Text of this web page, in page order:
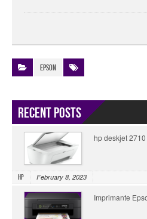
Epson
Recent Posts
hp deskjet
HP February 8, 2023
Imprimante